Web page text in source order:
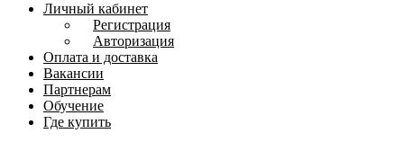
Личный кабинет
Регистрация
Авторизация
Оплата и доставка
Вакансии
Партнерам
Обучение
Где купить